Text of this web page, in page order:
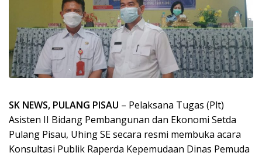
SK NEWS, PULANG PISAU – Pelaksana Tugas (Plt)
Asisten II Bidang Pembangunan dan Ekonomi Setda
Pulang Pisau, Uhing SE secara resmi membuka acara
Konsultasi Publik Raperda Kepemudaan Dinas Pemuda